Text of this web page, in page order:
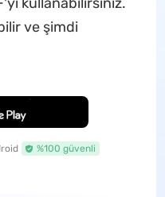
ve şimdi
%100 güvenli